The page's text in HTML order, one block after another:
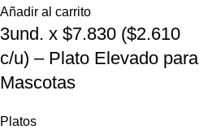
Añadir al carrito
3und. x $7.830 ($2.610
c/u) – Plato Elevado para
Mascotas
Platos